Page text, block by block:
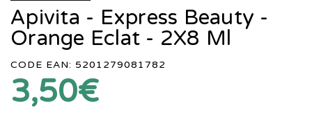
Apivita - Express Beauty -
Orange Eclat - 2X8 Ml
CODE EAN: 5201279081782
3,50€